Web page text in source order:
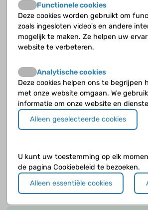
Wanneer is er sprake van dwanggedrag?
Wanneer wordt een kind met Down
Wat doet een logopedist?
Wat is ADHD?
Wat is early intervention?
gevoelsproblemen?
Welke medische screening voor
Downsyndroom wordt aanbevolen?
Functionele cookies
Deze cookies worden gebruikt om
zoals ingesloten video's en andere
mogelijk te maken. Ze helpen uw
website te verbeteren.
Analytische cookies
Deze cookies helpen ons te begrijpen
met onze website omgaan. We
informatie om onze website en
Alleen geselecteerde cookies
U kunt uw toestemming op elk
de pagina Cookiebeleid te bezoeken.
Alleen essentiële cookies